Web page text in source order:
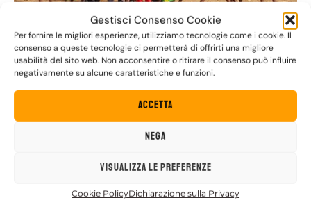
Gestisci Consenso Cookie
Per fornire le migliori esperienze, utilizziamo tecnologie come i cookie. Il
consenso a queste tecnologie ci permetterà di offrirti una migliore
usabilità del sito web. Non acconsentire o ritirare il consenso può influire
negativamente su alcune caratteristiche e funzioni.
Accetta
Nega
Visualizza le preferenze
Cookie PolicyDichiarazione sulla Privacy